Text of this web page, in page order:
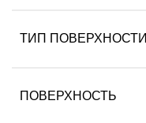
ТИП ПОВЕРХНОСТИ
ПОВЕРХНОСТЬ